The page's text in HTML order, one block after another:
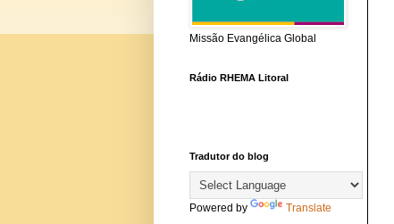
Missão Evangélica Global
Rádio RHEMA Litoral
Tradutor do blog
Powered by Translate